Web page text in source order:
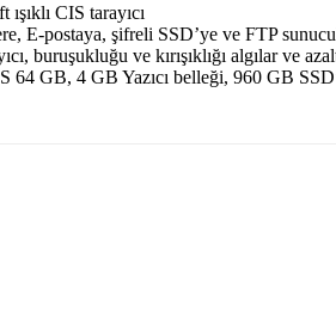
CIS tarayıcı
E-postaya, şifreli SSD’ye ve FTP
buruşukluğu ve kırışıklığı algılar ve
64 GB, 4 GB Yazıcı belleği, 960 GB